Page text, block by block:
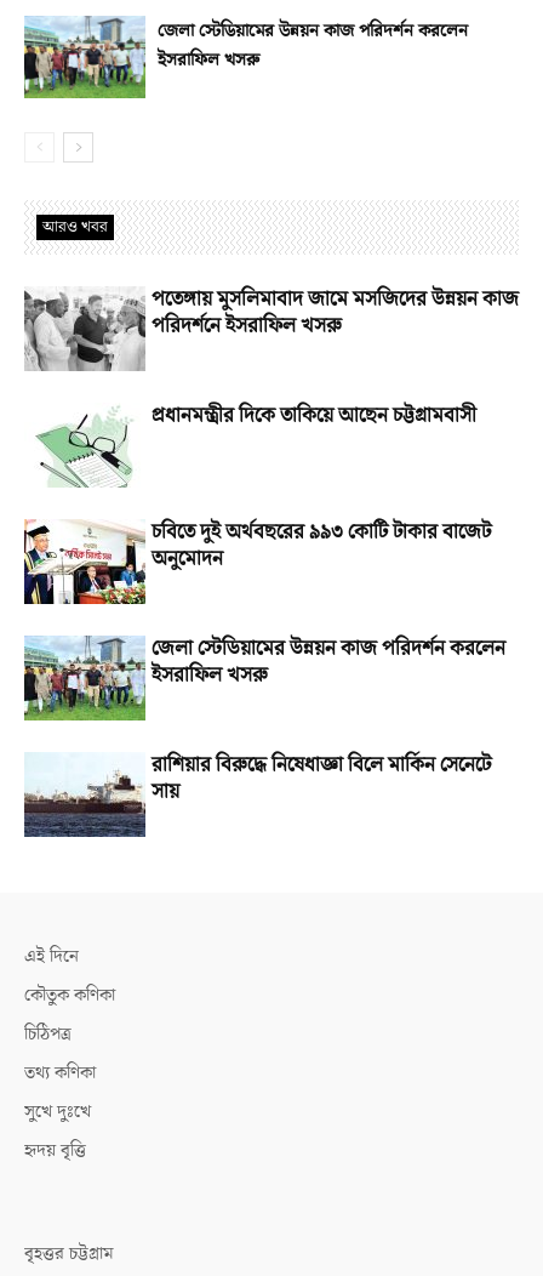
জেলা স্টেডিয়ামের উন্নয়ন কাজ পরিদর্শন করলেন
ইসরাফিল খসরু
আরও খবর
পতেঙ্গায় মুসলিমাবাদ জামে মসজিদের উন্নয়ন কাজ
পরিদর্শনে ইসরাফিল খসরু
প্রধানমন্ত্রীর দিকে তাকিয়ে আছেন চট্টগ্রামবাসী
চবিতে দুই অর্থবছরের ৯৯৩ কোটি টাকার বাজেট
অনুমোদন
জেলা স্টেডিয়ামের উন্নয়ন কাজ পরিদর্শন করলেন
ইসরাফিল খসরু
রাশিয়ার বিরুদ্ধে নিষেধাজ্ঞা বিলে মার্কিন সেনেটে
সায়
এই দিনে
কৌতুক কণিকা
চিঠিপত্র
তথ্য কণিকা
সুখে দুঃখে
হৃদয় বৃত্তি
বৃহত্তর চট্টগ্রাম